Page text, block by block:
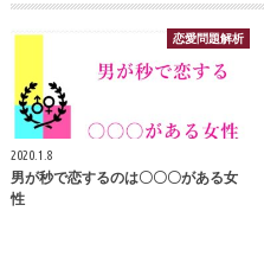
恋愛問題解析
2020.1.8
男が秒で恋するのは〇〇〇がある女
性